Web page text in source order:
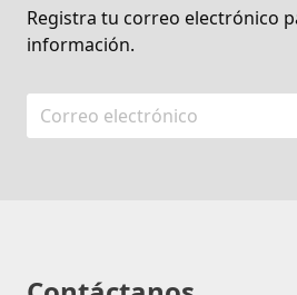
Registra tu correo electrónico
información.